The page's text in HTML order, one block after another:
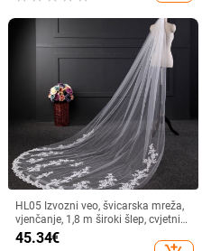
HL05 Izvozni veo, švicarska mreža,
vjenčanje, 1,8 m široki šlep, cvjetni
dugi čipkasti obrub s malim šlepom
45.34€